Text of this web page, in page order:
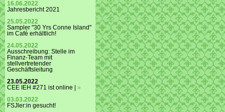
16.06.2022
Jahresbericht 2021
25.05.2022
Sampler "30 Yrs Conne Island"
im Café erhältlich!
24.05.2022
Ausschreibung: Stelle im
Finanz-Team mit
stellvertretender
Geschäftsleitung
23.05.2022
CEE IEH #271 ist online | »
03.03.2022
FSJler:in gesucht!